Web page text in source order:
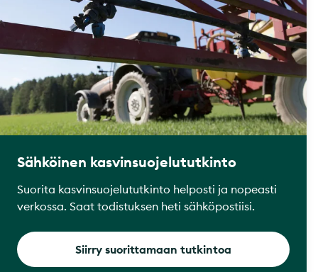
Sähköinen kasvinsuojelututkinto
Suorita kasvinsuojelututkinto helposti ja nopeasti
verkossa. Saat todistuksen heti sähköpostiisi.
Siirry suorittamaan tutkintoa